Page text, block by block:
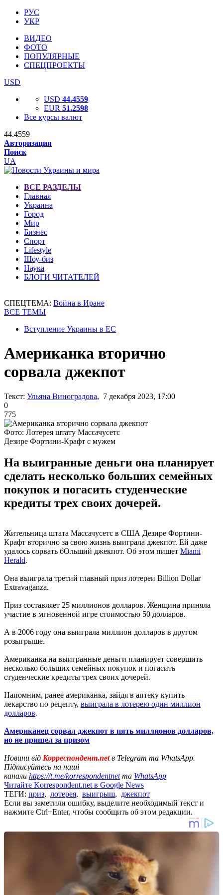
РУС
УКР
ВИДЕО
ФОТО
ПОПУЛЯРНЫЕ
СПЕЦПРОЕКТЫ
USD
USD 44.4559
EUR 51.2598
Все курсы валют
44.4559
Авторизация
Поиск
UA
ВСЕ РАЗДЕЛЫ
Главная
Украина
Город
Мир
Бизнес
Спорт
Lifestyle
Шоу-биз
Наука
БЛОГИ ЧИТАТЕЛЕЙ
СПЕЦТЕМА: Война в Иране
ВСЕ ТЕМЫ
Вступление Украины в ЕС
Американка вторично
сорвала джекпот
Текст: Ульяна Виноградова, 7 декабря 2023, 17:00
0
775
Фото: Лотерея штату Массачусетс
Дезире Фортини-Крафт с мужем
На выигранные деньги она планирует
сделать несколько больших семейных
покупок и погасить студенческие
кредиты трех своих дочерей.
Жительница штата Массачусетс в США Дезире Фортини-
Крафт вторично за свою жизнь выиграла джекпот. Ей даже
удалось сорвать бОльший джекпот. Об этом пишет Miami
Нerald.
Она выиграла третий главный приз лотереи Billion Dollar
Extravaganza.
Приз составляет 25 миллионов долларов. Женщина приняла
участие в мгновенной игре стоимостью 50 долларов.
А в 2006 году она выиграла миллион долларов в другом
розыгрыше.
Американка на выигранные деньги планирует совершить
несколько больших семейных покупок и погасить
студенческие кредиты трех своих дочерей.
Напомним, ранее американка, зайдя в аптеку купить
лекарство по рецепту, выиграла в лотерею один миллион
долларов.
Американец сорвал джекпот в пять миллионов долларов,
но не пришел за призом
Новини від Корреспондент.netв Telegram та WhatsApp.
Підписуйтесь на наші
канали https://t.me/korrespondentnetта WhatsApp
Читайте Korrespondent.net в Google News
ТЕГИ: приз, лотерея, выигрыш, джекпот
Если вы заметили ошибку, выделите необходимый текст и
нажмите Ctrl+Enter, чтобы сообщить об этом редакции.